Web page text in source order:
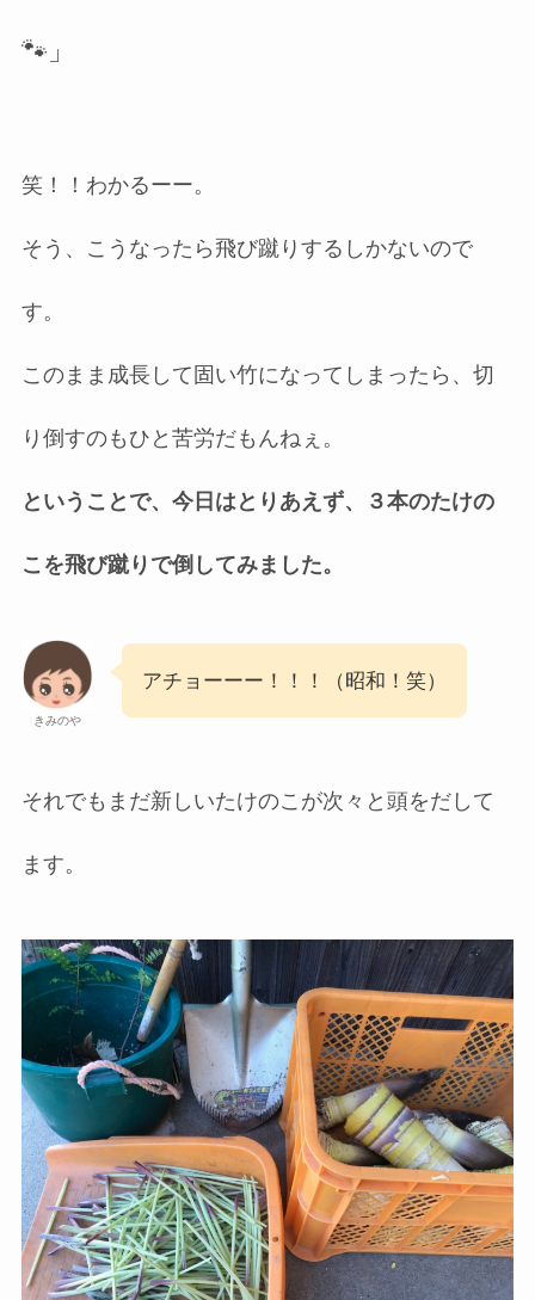
🐾」
笑！！わかるーー。
そう、こうなったら飛び蹴りするしかないので
す。
このまま成長して固い竹になってしまったら、切
り倒すのもひと苦労だもんねぇ。
ということで、今日はとりあえず、３本のたけの
こを飛び蹴りで倒してみました。
きみのや
アチョーーー！！！（昭和！笑）
それでもまだ新しいたけのこが次々と頭をだして
ます。